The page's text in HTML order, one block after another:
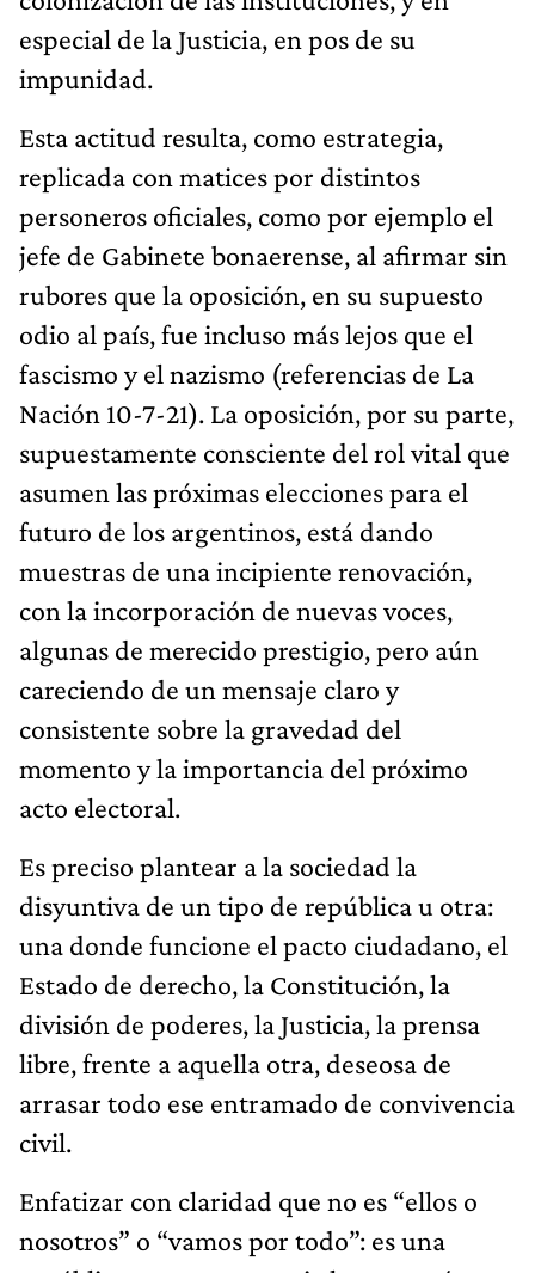
especial de la Justicia, en pos de su
impunidad.
Esta actitud resulta, como estrategia,
replicada con matices por distintos
personeros oficiales, como por ejemplo el
jefe de Gabinete bonaerense, al afirmar sin
rubores que la oposición, en su supuesto
odio al país, fue incluso más lejos que el
fascismo y el nazismo (referencias de La
Nación 10-7-21). La oposición, por su parte,
supuestamente consciente del rol vital que
asumen las próximas elecciones para el
futuro de los argentinos, está dando
muestras de una incipiente renovación,
con la incorporación de nuevas voces,
algunas de merecido prestigio, pero aún
careciendo de un mensaje claro y
consistente sobre la gravedad del
momento y la importancia del próximo
acto electoral.
Es preciso plantear a la sociedad la
disyuntiva de un tipo de república u otra:
una donde funcione el pacto ciudadano, el
Estado de derecho, la Constitución, la
división de poderes, la Justicia, la prensa
libre, frente a aquella otra, deseosa de
arrasar todo ese entramado de convivencia
civil.
Enfatizar con claridad que no es “ellos o
nosotros” o “vamos por todo”: es una